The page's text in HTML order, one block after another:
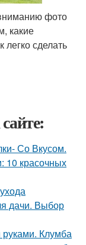
фото
какие
легко сделать
Со Вкусом.
10 красочных
дачи. Выбор
Клумба